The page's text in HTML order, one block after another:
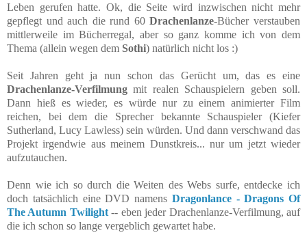
Leben gerufen hatte. Ok, die Seite wird inzwischen nicht mehr
gepflegt und auch die rund 60Drachenlanze-Bücher verstauben
mittlerweile im Bücherregal, aber so ganz komme ich von dem
Thema (allein wegen dem Sothi) natürlich nicht los :)
Seit Jahren geht ja nun schon das Gerücht um, das es eine
Drachenlanze-Verfilmung mit realen Schauspielern geben soll.
Dann hieß es wieder, es würde nur zu einem animierter Film
reichen, bei dem die Sprecher bekannte Schauspieler (Kiefer
Sutherland, Lucy Lawless) sein würden. Und dann verschwand das
Projekt irgendwie aus meinem Dunstkreis... nur um jetzt wieder
aufzutauchen.
Denn wie ich so durch die Weiten des Webs surfe, entdecke ich
doch tatsächlich eine DVD namens Dragonlance - Dragons Of
The Autumn Twilight-- eben jeder Drachenlanze-Verfilmung, auf
die ich schon so lange vergeblich gewartet habe.